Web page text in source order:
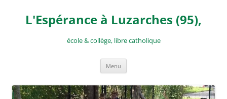
contenu
L'Espérance à Luzarches (95),
école & collège, libre catholique
Menu